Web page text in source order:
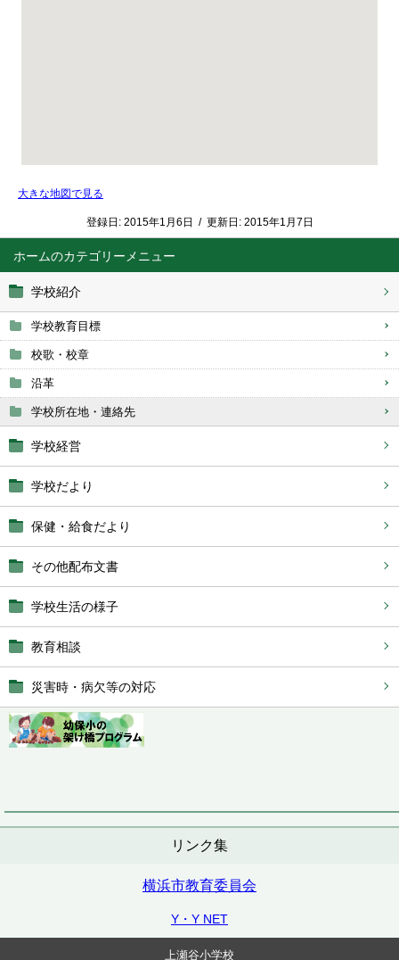
ホーム
学校紹介
学校教育目標
校歌・校章
沿革
学校所在地・連絡先
学校経営
学校だより
保健・給食だより
その他配布文書
学校生活の様子
教育相談
災害時・病欠等の対応
リンク集
横浜市教育委員会
Y・Y NET
大きな地図で見る
登録日: 2015年1月6日 / 更新日: 2015年1月7日
上瀬谷小学校